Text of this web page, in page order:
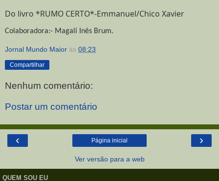
Do livro *RUMO CERTO*-Emmanuel/Chico Xavier
Colaboradora:- Magali Inês Brum.
Jornal Mundo Maior às 08:23
Compartilhar
Nenhum comentário:
Postar um comentário
‹ ›
Página inicial
Ver versão para a web
QUEM SOU EU